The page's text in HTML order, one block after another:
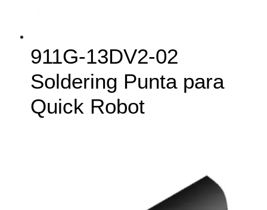
911G-13DV2-02
Soldering Punta para
Quick Robot